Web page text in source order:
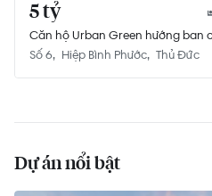
5 tỷ
Căn hộ Urban Green hướng ban
thất cơ bản diện tích 79.21m²
Số 6 Hiệp Bình Phước Thủ Đức
Dự án nổi bật